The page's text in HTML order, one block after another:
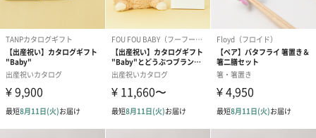
※専用サイトに掲載されている商品情報は在庫状況などにより変
更になる可能性があります。